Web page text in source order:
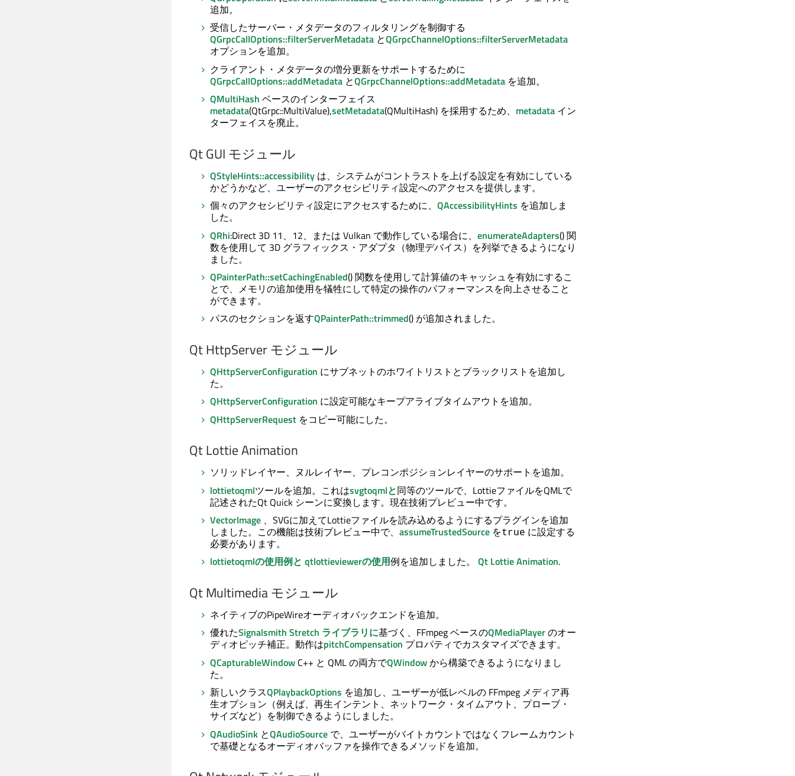
追加。
受信したサーバー・メタデータのフィルタリングを制御する
QGrpcCallOptions::filterServerMetadata とQGrpcChannelOptions::filterServerMetadata
オプションを追加。
クライアント・メタデータの増分更新をサポートするために
QGrpcCallOptions::addMetadata とQGrpcChannelOptions::addMetadata を追加。
QMultiHash ベースのインターフェイス
metadata(QtGrpc::MultiValue),setMetadata(QMultiHash) を採用するため、 metadata イン
ターフェイスを廃止。
Qt GUI モジュール
QStyleHints::accessibility は、システムがコントラストを上げる設定を有効にしている
かどうかなど、ユーザーのアクセシビリティ設定へのアクセスを提供します。
個々のアクセシビリティ設定にアクセスするために、 QAccessibilityHints を追加しま
した。
QRhi:Direct 3D 11、12、または Vulkan で動作している場合に、 enumerateAdapters() 関
数を使用して 3D グラフィックス・アダプタ（物理デバイス）を列挙できるようになり
ました。
QPainterPath::setCachingEnabled() 関数を使用して計算値のキャッシュを有効にするこ
とで、メモリの追加使用を犠牲にして特定の操作のパフォーマンスを向上させること
ができます。
パスのセクションを返すQPainterPath::trimmed() が追加されました。
Qt HttpServer モジュール
QHttpServerConfiguration にサブネットのホワイトリストとブラックリストを追加し
た。
QHttpServerConfiguration に設定可能なキープアライブタイムアウトを追加。
QHttpServerRequest をコピー可能にした。
Qt Lottie Animation
ソリッドレイヤー、ヌルレイヤー、プレコンポジションレイヤーのサポートを追加。
lottietoqmlツールを追加。これはsvgtoqmlと同等のツールで、LottieファイルをQMLで
記述されたQt Quick シーンに変換します。現在技術プレビュー中です。
VectorImage 、SVGに加えてLottieファイルを読み込めるようにするプラグインを追加
しました。この機能は技術プレビュー中で、 assumeTrustedSource をtrue に設定する
必要があります。
lottietoqmlの使用例と qtlottieviewerの使用例を追加しました。 Qt Lottie Animation.
Qt Multimediaモジュール
ネイティブのPipeWireオーディオバックエンドを追加。
優れたSignalsmith Stretch ライブラリに基づく、FFmpeg ベースのQMediaPlayerのオー
ディオピッチ補正。動作はpitchCompensation プロパティでカスタマイズできます。
QCapturableWindow C++ と QML の両方でQWindowから構築できるようになりまし
た。
新しいクラスQPlaybackOptions を追加し、ユーザーが低レベルの FFmpeg メディア再
生オプション（例えば、再生インテント、ネットワーク・タイムアウト、プローブ・
サイズなど）を制御できるようにしました。
QAudioSink とQAudioSource で、ユーザーがバイトカウントではなくフレームカウント
で基礎となるオーディオバッファを操作できるメソッドを追加。